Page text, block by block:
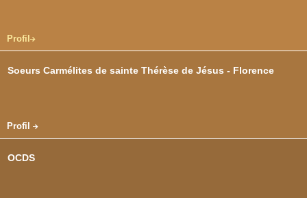
Profil
Soeurs Carmélites de sainte Thérèse de Jésus - Florence
Profil
OCDS